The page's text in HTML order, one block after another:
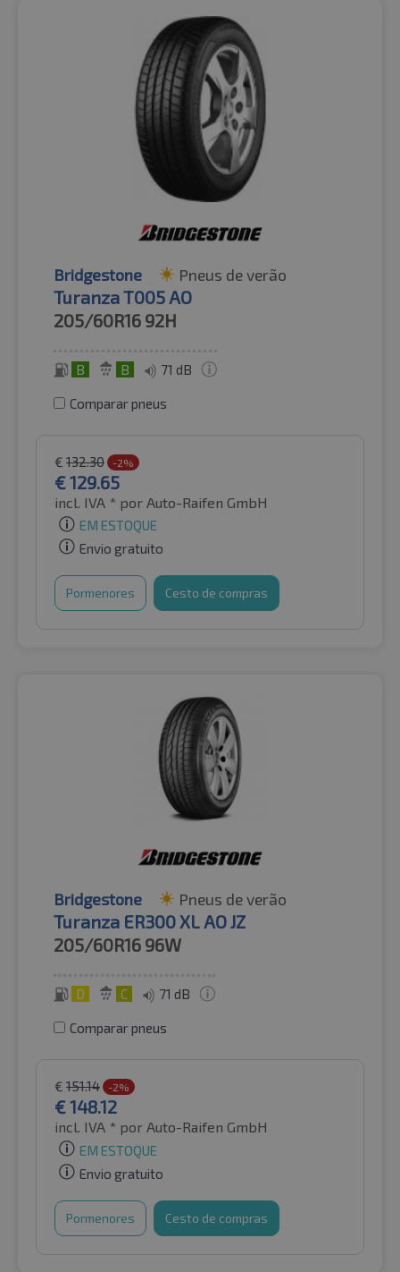
Bridgestone Pneus de verão
Turanza T005 AO
205/60R16 92H
B B 71 dB
Comparar pneus
€ 132.30 -2%
€129.65
incl. IVA * por Auto-Raifen GmbH
EM ESTOQUE
Envio gratuito
Pormenores Cesto de compras
Bridgestone Pneus de verão
Turanza ER300 XL AO JZ
205/60R16 96W
D C 71 dB
Comparar pneus
€ 151.14 -2%
€148.12
incl. IVA * por Auto-Raifen GmbH
EM ESTOQUE
Envio gratuito
Pormenores Cesto de compras